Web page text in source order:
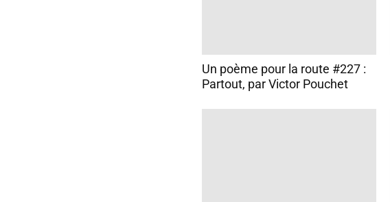
Un poème pour la route #227 :
Partout, par Victor Pouchet